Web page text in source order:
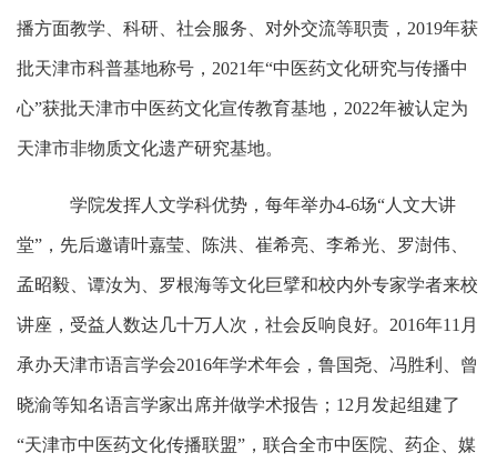
播方面教学、科研、社会服务、对外交流等职责，2019年获
批天津市科普基地称号，2021年“中医药文化研究与传播中
心”获批天津市中医药文化宣传教育基地，2022年被认定为
天津市非物质文化遗产研究基地。
学院发挥人文学科优势，每年举办4-6场“人文大讲
堂”，先后邀请叶嘉莹、陈洪、崔希亮、李希光、罗澍伟、
孟昭毅、谭汝为、罗根海等文化巨擘和校内外专家学者来校
讲座，受益人数达几十万人次，社会反响良好。2016年11月
承办天津市语言学会2016年学术年会，鲁国尧、冯胜利、曾
晓渝等知名语言学家出席并做学术报告；12月发起组建了
“天津市中医药文化传播联盟”，联合全市中医院、药企、媒